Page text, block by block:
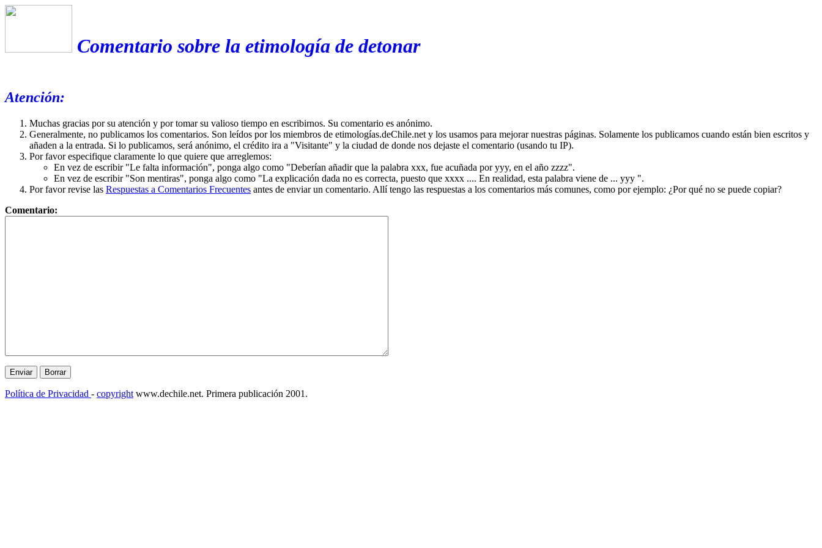
Comentario sobre la etimología de detonar
Atención:
Muchas gracias por su atención y por tomar su valioso tiempo en escribirnos. Su comentario es anónimo.
Generalmente, no publicamos los comentarios. Son leídos por los miembros de etimologías.deChile.net y los usamos para mejorar nuestras páginas. Solamente los publicamos cuando están bien escritos y
añaden a la entrada. Si lo publicamos, será anónimo, el crédito ira a "Visitante" y la ciudad de donde nos dejaste el comentario (usando tu IP).
Por favor especifique claramente lo que quiere que arreglemos:
En vez de escribir "Le falta información", ponga algo como "Deberían añadir que la palabra xxx, fue acuñada por yyy, en el año zzzz".
En vez de escribir "Son mentiras", ponga algo como "La explicación dada no es correcta, puesto que xxxx .... En realidad, esta palabra viene de ... yyy ".
Por favor revise las Respuestas a Comentarios Frecuentes antes de enviar un comentario. Allí tengo las respuestas a los comentarios más comunes, como por ejemplo: ¿Por qué no se puede copiar?
Comentario:
Política de Privacidad - copyright www.dechile.net. Primera publicación 2001.